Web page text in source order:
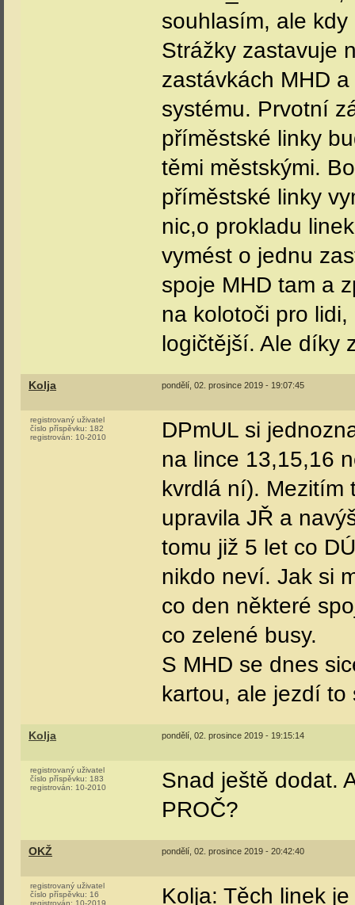
souhlasím, ale
Strážky zastavuje
zastávkách MHD
systému. Prvotní
příměstské linky
těmi městskými.
příměstské linky
nic,o prokladu
vymést o jednu
spoje MHD tam a
na kolotoči pro
logičtější. Ale díky
Kolja pondělí, 02. prosince 2019 - 19:07:45
registrovaný uživatel
číslo příspěvku: 182
registrován: 10-2010
DPmUL si
na lince 13,15,16
kvrdlá ní). Mezitím
upravila JŘ a
tomu již 5 let co
nikdo neví. Jak si
co den některé
co zelené busy.
S MHD se dnes
kartou, ale jezdí
Kolja pondělí, 02. prosince 2019 - 19:15:14
registrovaný uživatel
číslo příspěvku: 183
registrován: 10-2010
Snad ještě dodat.
PROČ?
OKŽ pondělí, 02. prosince 2019 - 20:42:40
registrovaný uživatel
číslo příspěvku: 16
registrován: 10-2019
Kolja: Těch linek